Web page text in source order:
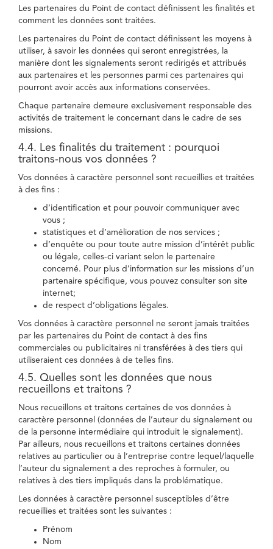
Les partenaires du Point de contact définissent les finalités et
comment les données sont traitées.
Les partenaires du Point de contact définissent les moyens à
utiliser, à savoir les données qui seront enregistrées, la
manière dont les signalements seront redirigés et attribués
aux partenaires et les personnes parmi ces partenaires qui
pourront avoir accès aux informations conservées.
Chaque partenaire demeure exclusivement responsable des
activités de traitement le concernant dans le cadre de ses
missions.
4.4. Les finalités du traitement : pourquoi
traitons-nous vos données ?
Vos données à caractère personnel sont recueillies et traitées
à des fins :
d’identification et pour pouvoir communiquer avec
vous ;
statistiques et d’amélioration de nos services ;
d’enquête ou pour toute autre mission d’intérêt public
ou légale, celles-ci variant selon le partenaire
concerné. Pour plus d’information sur les missions d’un
partenaire spécifique, vous pouvez consulter son site
internet;
de respect d’obligations légales.
Vos données à caractère personnel ne seront jamais traitées
par les partenaires du Point de contact à des fins
commerciales ou publicitaires ni transférées à des tiers qui
utiliseraient ces données à de telles fins.
4.5. Quelles sont les données que nous
recueillons et traitons ?
Nous recueillons et traitons certaines de vos données à
caractère personnel (données de l’auteur du signalement ou
de la personne intermédiaire qui introduit le signalement).
Par ailleurs, nous recueillons et traitons certaines données
relatives au particulier ou à l’entreprise contre lequel/laquelle
l’auteur du signalement a des reproches à formuler, ou
relatives à des tiers impliqués dans la problématique.
Les données à caractère personnel susceptibles d’être
recueillies et traitées sont les suivantes :
Prénom
Nom